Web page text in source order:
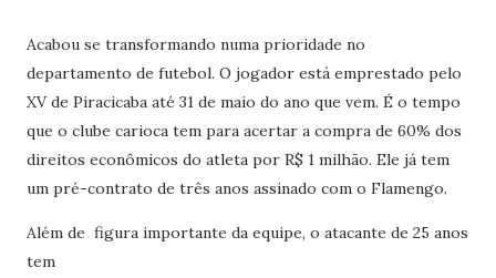
Acabou se transformando numa prioridade no
departamento de futebol. O jogador está emprestado pelo
XV de Piracicaba até 31 de maio do ano que vem. É o tempo
que o clube carioca tem para acertar a compra de 60% dos
direitos econômicos do atleta por R$ 1 milhão. Ele já tem
um pré-contrato de três anos assinado com o Flamengo.
Além de figura importante da equipe, o atacante de 25 anos
tem